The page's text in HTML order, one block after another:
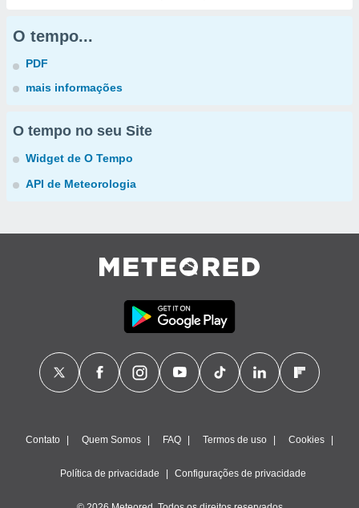
O tempo...
PDF
mais informações
O tempo no seu Site
Widget de O Tempo
API de Meteorologia
Contato Quem Somos FAQ Termos de uso Cookies
Política de privacidade Configurações de privacidade